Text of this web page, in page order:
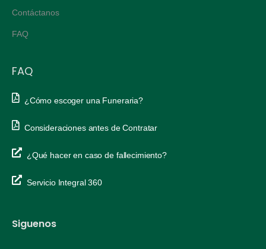
Contáctanos
FAQ
FAQ
¿Cómo escoger una Funeraria?
Consideraciones antes de Contratar
¿Qué hacer en caso de fallecimiento?
Servicio Integral 360
Siguenos